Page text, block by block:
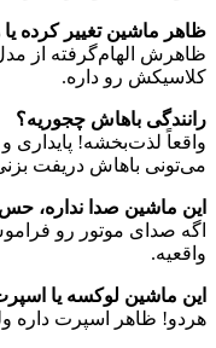
ظاهر ماشین تغییر کرده
کلاسیکش رو داره.
رانندگی باهاش چجوریه؟
واقعاً لذت‌بخشه! پایداری
می‌تونی باهاش دریفت
این ماشین صدا نداره، حس 911 نمی‌ده؟
واقعیه.
این ماشین لوکسه یا
هردو! ظاهر اسپرت داره